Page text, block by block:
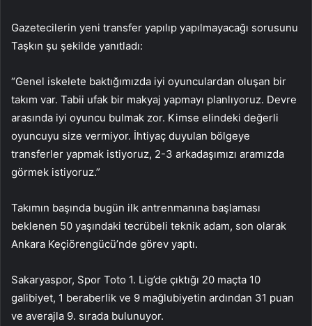
Gazetecilerin yeni transfer yapılıp yapılmayacağı sorusunu
Taşkın şu şekilde yanıtladı:
“Genel iskelete baktığımızda iyi oyunculardan oluşan bir
takım var. Tabii ufak bir makyaj yapmayı planlıyoruz. Devre
arasında iyi oyuncu bulmak zor. Kimse elindeki değerli
oyuncuyu size vermiyor. İhtiyaç duyulan bölgeye
transferler yapmak istiyoruz, 2-3 arkadaşımızı aramızda
görmek istiyoruz.”
Takımın başında bugün ilk antrenmanına başlaması
beklenen 50 yaşındaki tecrübeli teknik adam, son olarak
Ankara Keçiörengücü’nde görev yaptı.
Sakaryaspor, Spor Toto 1. Lig’de çıktığı 20 maçta 10
galibiyet, 1 beraberlik ve 9 mağlubiyetin ardından 31 puan
ve averajla 9. sırada bulunuyor.